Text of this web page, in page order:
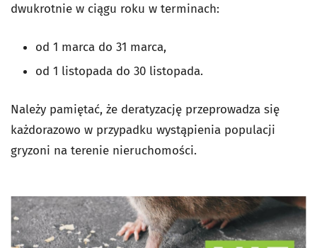
dwukrotnie w ciągu roku w terminach:
od 1 marca do 31 marca,
od 1 listopada do 30 listopada.
Należy pamiętać, że deratyzację przeprowadza się
każdorazowo w przypadku wystąpienia populacji
gryzoni na terenie nieruchomości.